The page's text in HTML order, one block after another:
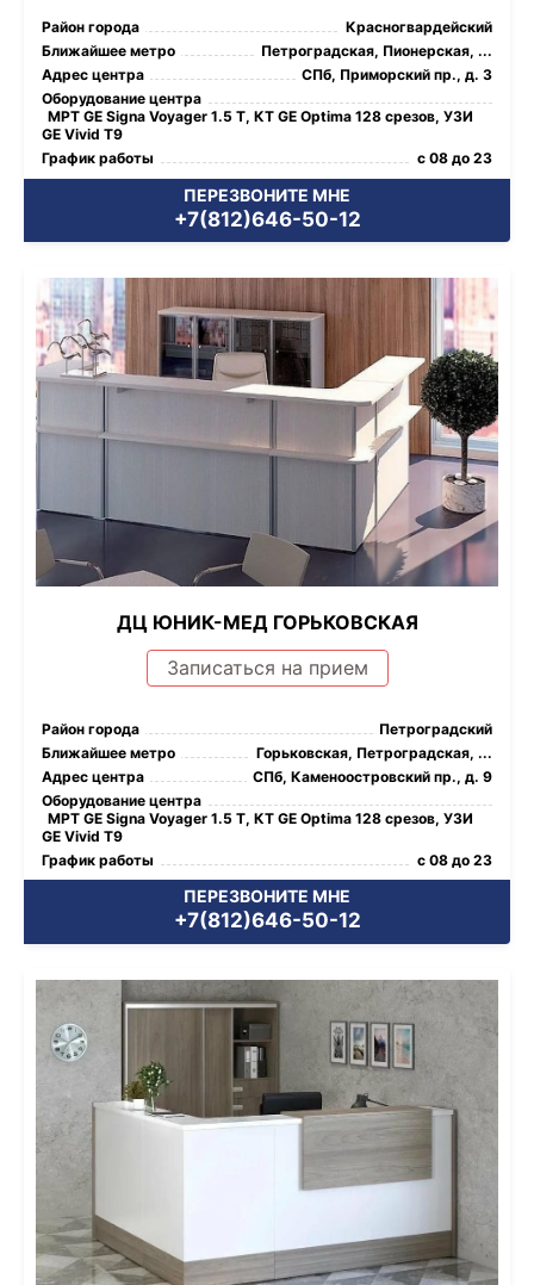
Район города
Красногвардейский
Ближайшее метро
Петроградская, Пионерская, ...
Адрес центра
СПб, Приморский пр., д. 3
Оборудование центра
МРТ GE Signa Voyager 1.5 Т, КТ GE Optima 128 срезов, УЗИ
GE Vivid T9
График работы
с 08 до 23
ПЕРЕЗВОНИТЕ МНЕ
+7(812)646-50-12
ДЦ ЮНИК-МЕД ГОРЬКОВСКАЯ
Записаться на прием
Район города
Петроградский
Ближайшее метро
Горьковская, Петроградская, ...
Адрес центра
СПб, Каменоостровский пр., д. 9
Оборудование центра
МРТ GE Signa Voyager 1.5 Т, КТ GE Optima 128 срезов, УЗИ
GE Vivid T9
График работы
с 08 до 23
ПЕРЕЗВОНИТЕ МНЕ
+7(812)646-50-12